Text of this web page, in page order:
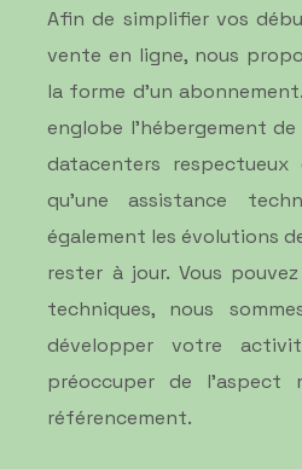
Afin de simplifier vos
vente en ligne, nous
la forme d'un
englobe l'hébergement
datacenters
qu’une assistance
également les évolutions
rester à jour. Vous
techniques, nous
développer votre
préoccuper de l'aspect
référencement.